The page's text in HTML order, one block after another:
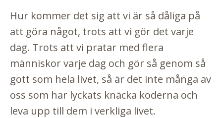
Hur kommer det sig att vi är så dåliga på
att göra något, trots att vi gör det varje
dag. Trots att vi pratar med flera
människor varje dag och gör så genom så
gott som hela livet, så är det inte många av
oss som har lyckats knäcka koderna och
leva upp till dem i verkliga livet.